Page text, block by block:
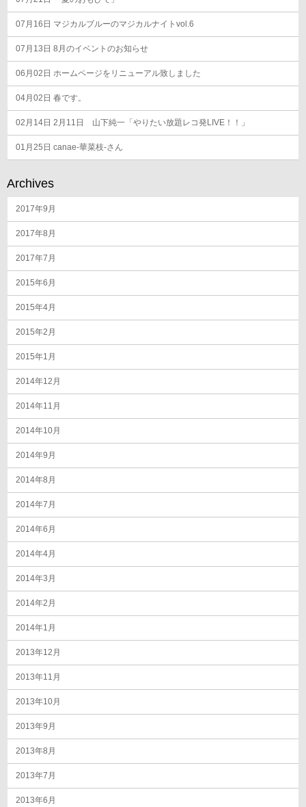
07月16日 マジカルブルーのマジカルナイトvol.6
07月13日 8月のイベントのお知らせ
06月02日 ホームページをリニューアル致しました
04月02日 春です。
02月14日 2月11日 山下純一「やりたい放題レコ発LIVE！！」
01月25日 canae-華菜枝-さん
Archives
2017年9月
2017年8月
2017年7月
2015年6月
2015年4月
2015年2月
2015年1月
2014年12月
2014年11月
2014年10月
2014年9月
2014年8月
2014年7月
2014年6月
2014年4月
2014年3月
2014年2月
2014年1月
2013年12月
2013年11月
2013年10月
2013年9月
2013年8月
2013年7月
2013年6月